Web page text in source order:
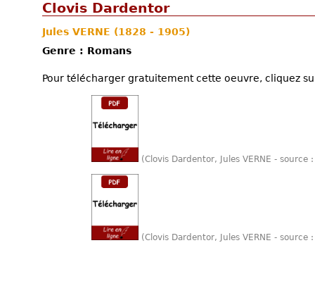
Clovis Dardentor
Jules VERNE (1828 - 1905)
Genre : Romans
Pour télécharger gratuitement cette oeuvre, cliquez
(Clovis Dardentor, Jules VERNE -
(Clovis Dardentor, Jules VERNE -